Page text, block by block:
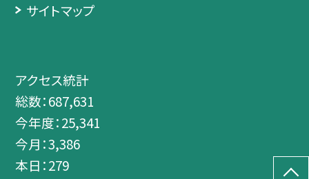
サイトマップ
アクセス統計
総数：687,631
今年度：25,341
今月：3,386
本日：279